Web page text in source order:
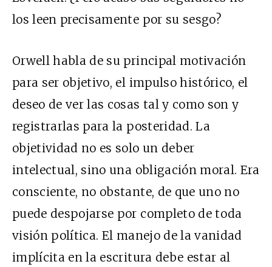
los leen precisamente por su sesgo?
Orwell habla de su principal motivación
para ser objetivo, el impulso histórico, el
deseo de ver las cosas tal y como son y
registrarlas para la posteridad. La
objetividad no es solo un deber
intelectual, sino una obligación moral. Era
consciente, no obstante, de que uno no
puede despojarse por completo de toda
visión política. El manejo de la vanidad
implícita en la escritura debe estar al